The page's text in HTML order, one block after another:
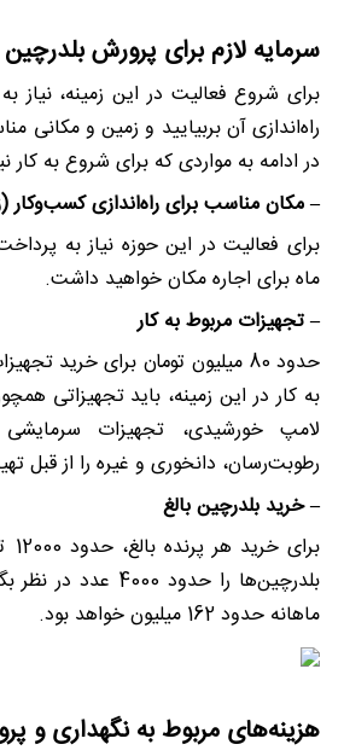
سرمایه لازم برای پرورش بلدرچین
برای شروع فعالیت در این زمینه، نیاز
راه‌اندازی آن بربیایید و زمین و مکانی
در ادامه به مواردی که برای شروع به کار
– مکان مناسب برای راه‌اندازی کسب‌وکار
برای فعالیت در این حوزه نیاز به
ماه برای اجاره مکان خواهید داشت.
– تجهیزات مربوط به کار
حدود 80 میلیون تومان برای خرید تجهیزات و قفس نیاز خواهید داشت.
به کار در این زمینه، باید تجهیزاتی
لامپ خورشیدی، تجهیزات
رطوبت‌رسان، دانخوری و غیره را از قبل
– خرید بلدرچین بالغ
بلدرچین‌ها را
ماهانه حدود 162 میلیون خواهد بود.
هزینه‌های مربوط به نگهداری و